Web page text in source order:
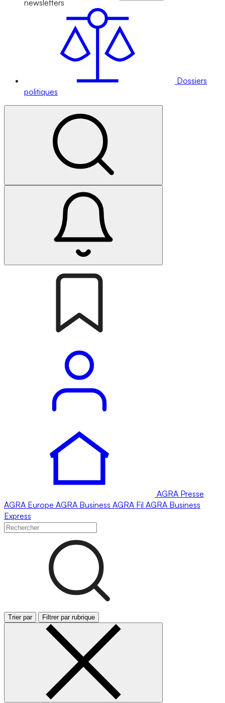
newsletters
Dossiers
politiques
AGRA Presse
AGRA Europe AGRA Business AGRA Fil AGRA Business
Express
Trier par Filtrer par rubrique